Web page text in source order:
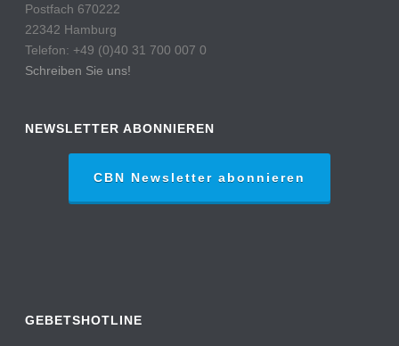
Postfach 670222
22342 Hamburg
Telefon: +49 (0)40 31 700 007 0
Schreiben Sie uns!
NEWSLETTER ABONNIEREN
CBN Newsletter abonnieren
GEBETSHOTLINE